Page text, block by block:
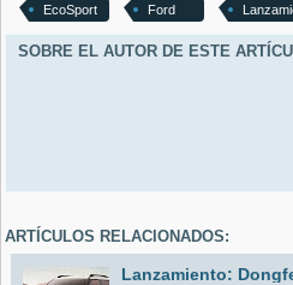
EcoSport Ford
SOBRE EL AUTOR DE ESTE
ARTÍCULOS RELACIONADOS:
Lanzamiento: